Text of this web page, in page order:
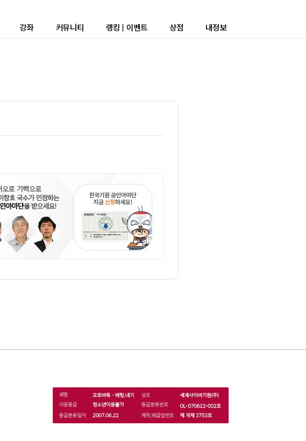
강좌 커뮤니티 랭킹 | 이벤트 상점 내정보